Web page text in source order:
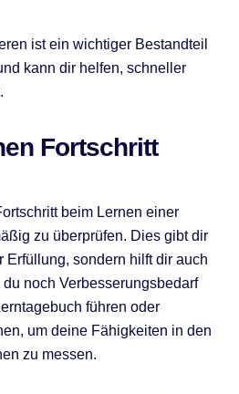
ist ein wichtiger Bestandteil
kann dir helfen, schneller
Fortschritt
beim Lernen einer
zu überprüfen. Dies gibt dir
Erfüllung, sondern hilft dir auch
noch Verbesserungsbedarf
führen oder
um deine Fähigkeiten in den
zu messen.